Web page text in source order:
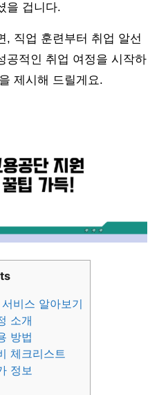
을 겁니다.
, 직업 훈련부터 취업 알선
공적인 취업 여정을 시작하
제시해 드릴게요.
비스 알아보기
소개
방법
체크리스트
정보